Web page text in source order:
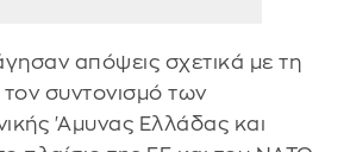
απόψεις σχετικά με τη
συντονισμό των
'Αμυνας Ελλάδας και